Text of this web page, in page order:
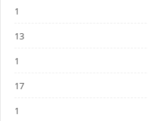
1
13
1
17
1